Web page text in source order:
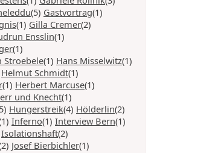
(5) Gastvortrag(1)
(1) Gilla Cremer(2)
Ensslin(1)
(1)
Stroebele(1) Hans Misselwitz(1)
Helmut Schmidt(1)
(1) Herbert Marcuse(1)
und Knecht(1)
Hungerstreik(4) Hölderlin(2)
Inferno(1) Interview Bern(1)
Isolationshaft(2)
Josef Bierbichler(1)